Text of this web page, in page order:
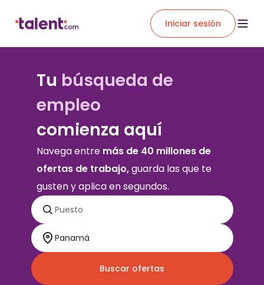
Iniciar sesión
Tu búsqueda de
empleo
comienza aquí
Navega entre más de 40 millones de
ofertas de trabajo,guarda las que te
gusten y aplica en segundos.
Buscar ofertas